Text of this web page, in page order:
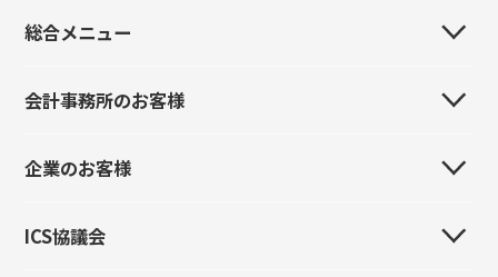
総合メニュー
会社案内
事業所・販売代理店・関連会社
イベント情報
会計事務所のお客様
はじめてのお客様
製品紹介
企業のお客様
はじめてのお客様
ICS協議会